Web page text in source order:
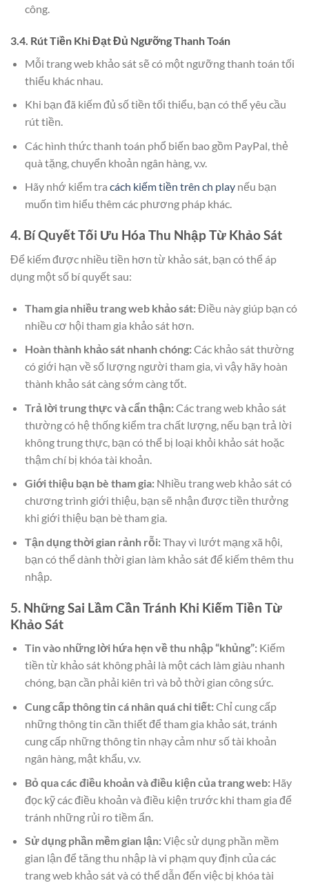
công.
3.4. Rút Tiền Khi Đạt Đủ Ngưỡng Thanh Toán
Mỗi trang web khảo sát sẽ có một ngưỡng thanh toán tối
thiểu khác nhau.
Khi bạn đã kiếm đủ số tiền tối thiểu, bạn có thể yêu cầu
rút tiền.
Các hình thức thanh toán phổ biến bao gồm PayPal, thẻ
quà tặng, chuyển khoản ngân hàng, v.v.
Hãy nhớ kiểm tra cách kiếm tiền trên ch playnếu bạn
muốn tìm hiểu thêm các phương pháp khác.
4. Bí Quyết Tối Ưu Hóa Thu Nhập Từ Khảo Sát
Để kiếm được nhiều tiền hơn từ khảo sát, bạn có thể áp
dụng một số bí quyết sau:
Tham gia nhiều trang web khảo sát:Điều này giúp bạn có
nhiều cơ hội tham gia khảo sát hơn.
Hoàn thành khảo sát nhanh chóng:Các khảo sát thường
có giới hạn về số lượng người tham gia, vì vậy hãy hoàn
thành khảo sát càng sớm càng tốt.
Trả lời trung thực và cẩn thận:Các trang web khảo sát
thường có hệ thống kiểm tra chất lượng, nếu bạn trả lời
không trung thực, bạn có thể bị loại khỏi khảo sát hoặc
thậm chí bị khóa tài khoản.
Giới thiệu bạn bè tham gia:Nhiều trang web khảo sát có
chương trình giới thiệu, bạn sẽ nhận được tiền thưởng
khi giới thiệu bạn bè tham gia.
Tận dụng thời gian rảnh rỗi:Thay vì lướt mạng xã hội,
bạn có thể dành thời gian làm khảo sát để kiếm thêm thu
nhập.
5. Những Sai Lầm Cần Tránh Khi Kiếm Tiền Từ
Khảo Sát
Tin vào những lời hứa hẹn về thu nhập “khủng”:Kiếm
tiền từ khảo sát không phải là một cách làm giàu nhanh
chóng, bạn cần phải kiên trì và bỏ thời gian công sức.
Cung cấp thông tin cá nhân quá chi tiết:Chỉ cung cấp
những thông tin cần thiết để tham gia khảo sát, tránh
cung cấp những thông tin nhạy cảm như số tài khoản
ngân hàng, mật khẩu, v.v.
Bỏ qua các điều khoản và điều kiện của trang web:Hãy
đọc kỹ các điều khoản và điều kiện trước khi tham gia để
tránh những rủi ro tiềm ẩn.
Sử dụng phần mềm gian lận:Việc sử dụng phần mềm
gian lận để tăng thu nhập là vi phạm quy định của các
trang web khảo sát và có thể dẫn đến việc bị khóa tài